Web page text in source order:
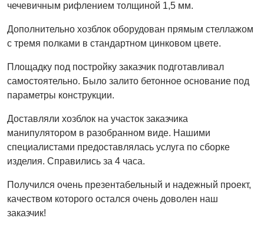
чечевичным рифлением толщиной 1,5 мм.
Дополнительно хозблок оборудован прямым стеллажом
с тремя полками в стандартном цинковом цвете.
Площадку под постройку заказчик подготавливал
самостоятельно. Было залито бетонное основание под
параметры конструкции.
Доставляли хозблок на участок заказчика
манипулятором в разобранном виде. Нашими
специалистами предоставлялась услуга по сборке
изделия. Справились за 4 часа.
Получился очень презентабельный и надежный проект,
качеством которого остался очень доволен наш
заказчик!